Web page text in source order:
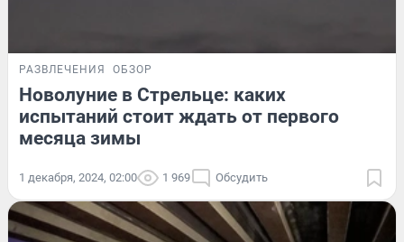
РАЗВЛЕЧЕНИЯ ОБЗОР
Новолуние в Стрельце: каких
испытаний стоит ждать от первого
месяца зимы
1 декабря, 2024, 02:00 1 969 Обсудить